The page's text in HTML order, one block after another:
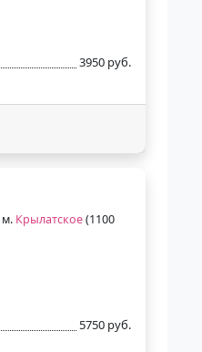
3950 руб.
м. Крылатское(1100
5750 руб.